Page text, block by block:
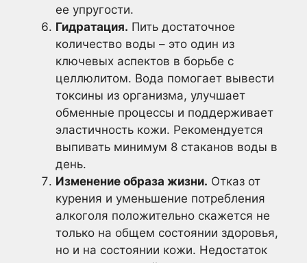
ее упругости.
Гидратация. Пить достаточное
количество воды – это один из
ключевых аспектов в борьбе с
целлюлитом. Вода помогает вывести
токсины из организма, улучшает
обменные процессы и поддерживает
эластичность кожи. Рекомендуется
выпивать минимум 8 стаканов воды в
день.
Изменение образа жизни. Отказ от
курения и уменьшение потребления
алкоголя положительно скажется не
только на общем состоянии здоровья,
но и на состоянии кожи. Недостаток